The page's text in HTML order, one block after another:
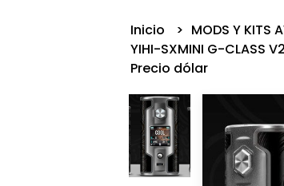
Inicio
MODS Y KITS
YIHI-SXMINI G-CLASS
Precio dólar